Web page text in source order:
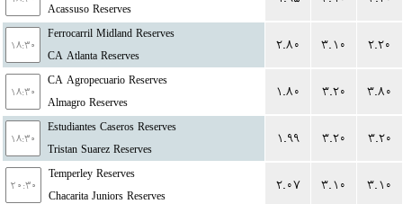
Acassuso Reserves
۱۸:۳۰
Ferrocarril Midland Reserves
CA Atlanta Reserves
۲.۸۰ ۳.۱۰ ۲.۲۰
۱۸:۳۰
CA Agropecuario Reserves
Almagro Reserves
۱.۸۰ ۳.۲۰ ۳.۸۰
۱۸:۳۰
Estudiantes Caseros Reserves
Tristan Suarez Reserves
۱.۹۹ ۳.۲۰ ۳.۲۰
۲۰:۳۰
Temperley Reserves
Chacarita Juniors Reserves
۲.۰۷ ۳.۱۰ ۳.۱۰